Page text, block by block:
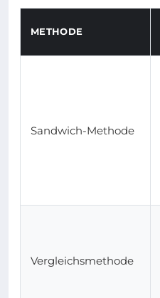
METHODE
Sandwich-Methode
Vergleichsmethode